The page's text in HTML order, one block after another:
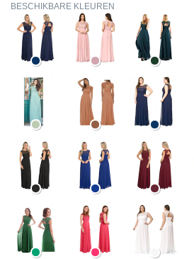
BESCHIKBARE KLEUREN